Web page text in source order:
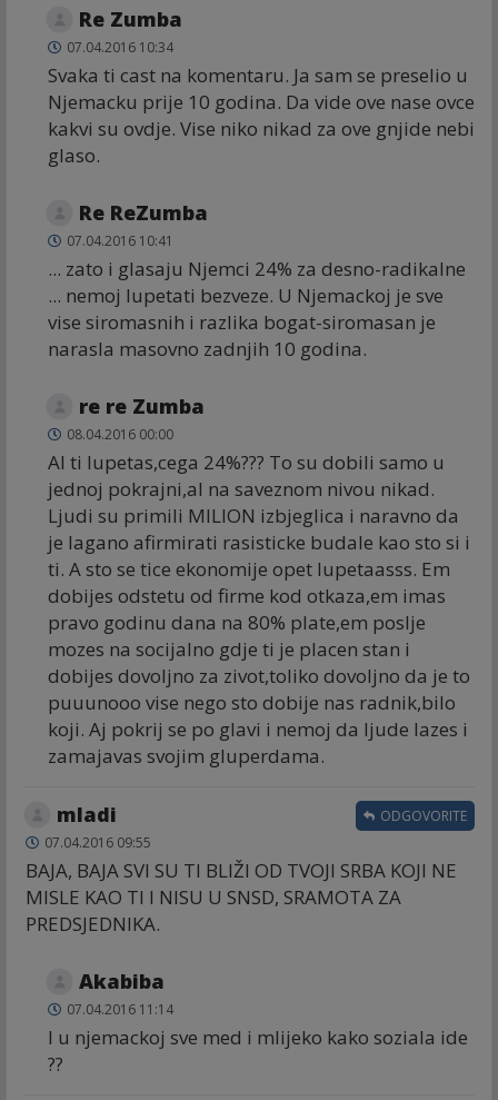
Re Zumba
07.04.2016 10:34
Svaka ti cast na komentaru. Ja sam se preselio u
Njemacku prije 10 godina. Da vide ove nase ovce
kakvi su ovdje. Vise niko nikad za ove gnjide nebi
glaso.
Re ReZumba
07.04.2016 10:41
... zato i glasaju Njemci 24% za desno-radikalne
... nemoj lupetati bezveze. U Njemackoj je sve
vise siromasnih i razlika bogat-siromasan je
narasla masovno zadnjih 10 godina.
re re Zumba
08.04.2016 00:00
Al ti lupetas,cega 24%??? To su dobili samo u
jednoj pokrajni,al na saveznom nivou nikad.
Ljudi su primili MILION izbjeglica i naravno da
je lagano afirmirati rasisticke budale kao sto si i
ti. A sto se tice ekonomije opet lupetaasss. Em
dobijes odstetu od firme kod otkaza,em imas
pravo godinu dana na 80% plate,em poslje
mozes na socijalno gdje ti je placen stan i
dobijes dovoljno za zivot,toliko dovoljno da je to
puuunooo vise nego sto dobije nas radnik,bilo
koji. Aj pokrij se po glavi i nemoj da ljude lazes i
zamajavas svojim gluperdama.
mladi
07.04.2016 09:55
BAJA, BAJA SVI SU TI BLIŽI OD TVOJI SRBA KOJI NE
MISLE KAO TI I NISU U SNSD, SRAMOTA ZA
PREDSJEDNIKA.
ODGOVORITE
Akabiba
07.04.2016 11:14
I u njemackoj sve med i mlijeko kako soziala ide
??